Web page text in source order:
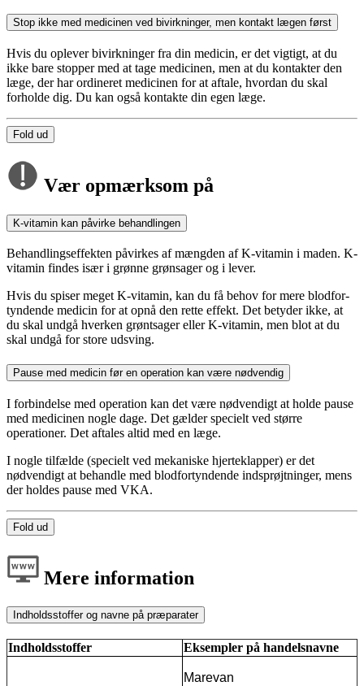
Stop ikke med medicinen ved bivirkninger, men kontakt lægen først
Hvis du oplever bivirkninger fra din medicin, er det vigtigt, at du
ikke bare stopper med at tage medicinen, men at du kontakter den
læge, der har ordineret medicinen for at aftale, hvordan du skal
forholde dig. Du kan også kontakte din egen læge.
Fold ud
Vær opmærksom på
K-vitamin kan påvirke behandlingen
Behandlingseffekten påvirkes af mængden af K-vitamin i maden. K-
vitamin findes især i grønne grønsager og i lever.
Hvis du spiser meget K-vitamin, kan du få behov for mere blodfor­
tyn­den­de medicin for at opnå den rette effekt. Det betyder ikke, at
du skal undgå hverken grøntsager eller K-vitamin, men blot at du
skal undgå for store udsving.
Pause med medicin før en operation kan være nødvendig
I forbindelse med operation kan det være nødvendigt at holde pause
med medicinen nogle dage. Det gælder specielt ved større
operationer. Det aftales altid med en læge.
I nogle tilfælde (specielt ved mekaniske hjerteklapper) er det
nødvendigt at behandle med blodfortyndende indsprøjtninger, mens
der holdes pause med VKA.
Fold ud
Mere information
Indholdsstoffer og navne på præparater
Indholdsstoffer Eksempler på handelsnavne
Marevan